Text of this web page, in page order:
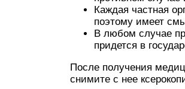
Каждая частная
поэтому имеет
В любом случае
придется в
После получения
снимите с нее